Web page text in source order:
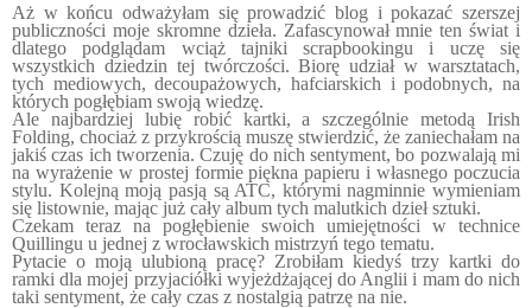
Aż w końcu odważyłam się prowadzić blog i pokazać szerszej
publiczności moje skromne dzieła. Zafascynował mnie ten świat i
dlatego podglądam wciąż tajniki scrapbookingu i uczę się
wszystkich dziedzin tej twórczości. Biorę udział w warsztatach,
tych mediowych, decoupażowych, hafciarskich i podobnych, na
których pogłębiam swoją wiedzę.
Ale najbardziej lubię robić kartki, a szczególnie metodą Irish
Folding, chociaż z przykrością muszę stwierdzić, że zaniechałam na
jakiś czas ich tworzenia. Czuję do nich sentyment, bo pozwalają mi
na wyrażenie w prostej formie piękna papieru i własnego poczucia
stylu. Kolejną moją pasją są ATC, którymi nagminnie wymieniam
się listownie, mając już cały album tych malutkich dzieł sztuki.
Czekam teraz na pogłębienie swoich umiejętności w technice
Quillingu u jednej z wrocławskich mistrzyń tego tematu.
Pytacie o moją ulubioną pracę? Zrobiłam kiedyś trzy kartki do
ramki dla mojej przyjaciółki wyjeżdżającej do Anglii i mam do nich
taki sentyment, że cały czas z nostalgią patrzę na nie.